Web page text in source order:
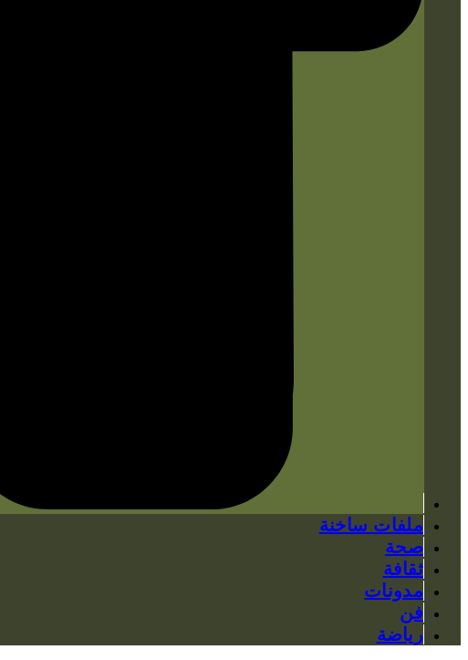
ملفات ساخنة
صحة
ثقافة
مدونات
فن
رياضة